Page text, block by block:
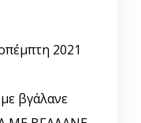
2021
βγάλανε